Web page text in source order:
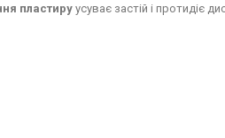
пластиру усуває застій і протидіє